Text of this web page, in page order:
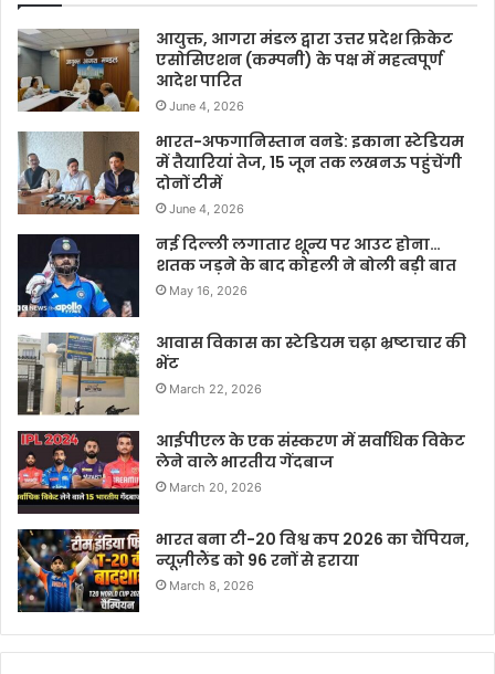
आयुक्त, आगरा मंडल द्वारा उत्तर प्रदेश क्रिकेट
एसोसिएशन (कम्पनी) के पक्ष में महत्वपूर्ण
आदेश पारित
June 4, 2026
भारत-अफगानिस्तान वनडे: इकाना स्टेडियम
में तैयारियां तेज, 15 जून तक लखनऊ पहुंचेंगी
दोनों टीमें
June 4, 2026
नई दिल्ली लगातार शून्य पर आउट होना…
शतक जड़ने के बाद कोहली ने बोली बड़ी बात
May 16, 2026
आवास विकास का स्टेडियम चढ़ा भ्रष्टाचार की
भेंट
March 22, 2026
आईपीएल के एक संस्करण में सर्वाधिक विकेट
लेने वाले भारतीय गेंदबाज
March 20, 2026
भारत बना टी-20 विश्व कप 2026 का चैंपियन,
न्यूज़ीलैंड को 96 रनों से हराया
March 8, 2026